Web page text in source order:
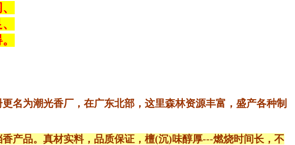
名为潮光香厂，在广东北部，这里森林资源丰富，盛产各种制
产品。真材实料，品质保证，檀(沉)味醇厚---燃烧时间长，不